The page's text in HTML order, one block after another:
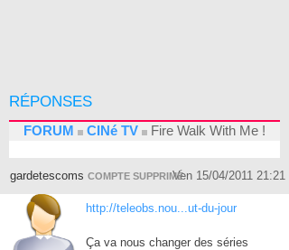
RÉPONSES
FORUM CINé TV Fire Walk With Me !
gardetescoms COMPTE SUPPRIMÉVen 15/04/2011 21:21
http://teleobs.nou...ut-du-jour
Ça va nous changer des séries